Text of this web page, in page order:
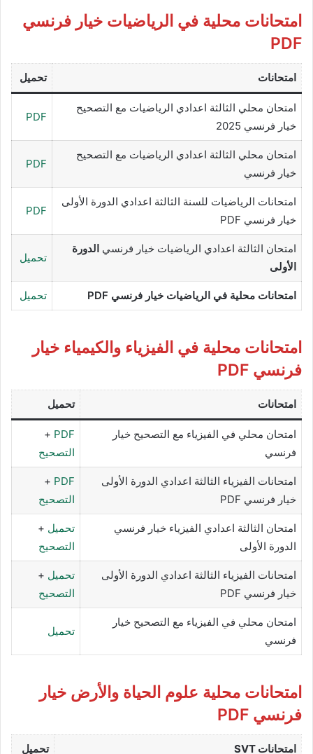
امتحانات محلية في الرياضيات خيار فرنسي
PDF
امتحانات تحميل
امتحان محلي الثالثة اعدادي الرياضيات مع التصحيح
خيار فرنسي 2025
PDF
امتحان محلي الثالثة اعدادي الرياضيات مع التصحيح
خيار فرنسي
PDF
امتحانات الرياضيات للسنة الثالثة اعدادي الدورة الأولى
خيار فرنسي PDF
PDF
امتحان الثالثة اعدادي الرياضيات خيار فرنسي الدورة
الأولى
تحميل
امتحانات محلية في الرياضيات خيار فرنسي PDF تحميل
امتحانات محلية في الفيزياء والكيمياء خيار
فرنسي PDF
امتحانات تحميل
امتحان محلي في الفيزياء مع التصحيح خيار
فرنسي
PDF
+
التصحيح
امتحانات الفيزياء الثالثة اعدادي الدورة الأولى
خيار فرنسي PDF
PDF
+
التصحيح
امتحان الثالثة اعدادي الفيزياء خيار فرنسي
الدورة الأولى
تحميل +
التصحيح
امتحانات الفيزياء الثالثة اعدادي الدورة الأولى
خيار فرنسي PDF
تحميل +
التصحيح
امتحان محلي في الفيزياء مع التصحيح خيار
فرنسي
تحميل
امتحانات محلية علوم الحياة والأرض خيار
فرنسي PDF
امتحانات SVT تحميل